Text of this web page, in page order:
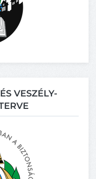
VESZÉLY-